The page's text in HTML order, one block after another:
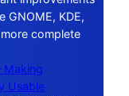
GNOME, KDE,
complete
Making
Usable